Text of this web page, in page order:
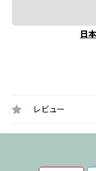
日
レビュー